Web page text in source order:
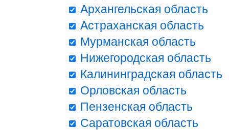
Архангельская область
Астраханская область
Мурманская область
Нижегородская область
Калининградская область
Орловская область
Пензенская область
Саратовская область